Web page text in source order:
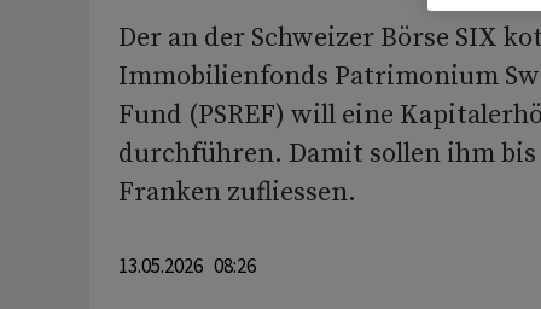
Der an der Schweizer Börse SIX
Immobilienfonds Patrimonium
Fund (PSREF) will eine
durchführen. Damit sollen ihm
Franken zufliessen.
13.05.2026 08:26